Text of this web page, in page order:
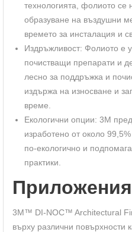
технологията, фолиото се
образуване на въздушни
времето за инсталация и
Издръжливост: Фолиото е
почистващи препарати и
лесно за поддръжка и
издържа на износване и
време.
Екологични опции: 3M
изработено от около
по-екологично и
практики.
3M™ DI-NOC™ Architectural
върху различни повърхности